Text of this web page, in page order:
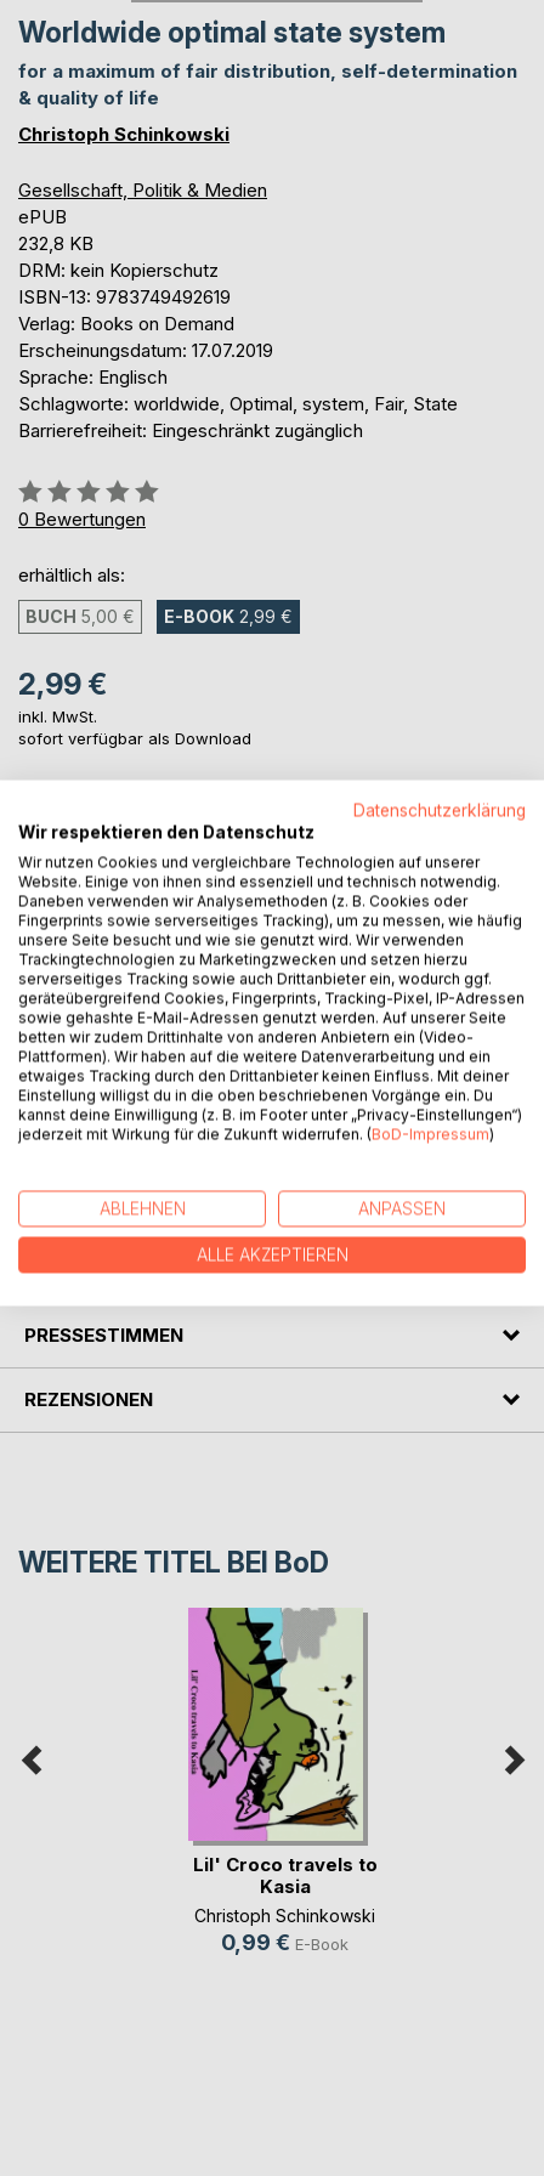
Worldwide optimal state system
for a maximum of fair distribution, self-determination
& quality of life
Christoph Schinkowski
Gesellschaft, Politik & Medien
ePUB
232,8 KB
DRM: kein Kopierschutz
ISBN-13: 9783749492619
Verlag: Books on Demand
Erscheinungsdatum: 17.07.2019
Sprache: Englisch
Schlagworte: worldwide, Optimal, system, Fair, State
Barrierefreiheit: Eingeschränkt zugänglich
Bewertung::
0%
0 Bewertungen
erhältlich als:
BUCH 5,00 € E-BOOK 2,99 €
2,99 €
inkl. MwSt.
sofort verfügbar als Download
IN DEN WARENKORB
Auf die Merkliste
Titel bewerten
BESCHREIBUNG
simple way.
AUTOR/IN
PRESSESTIMMEN
REZENSIONEN
WEITERE TITEL BEI BoD
Lil' Croco travels to
Kasia
Christoph Schinkowski
0,99 € E-Book
Datenschutzerklärung
Wir respektieren den Datenschutz
Wir nutzen Cookies und vergleichbare Technologien auf unserer
Website. Einige von ihnen sind essenziell und technisch notwendig.
Daneben verwenden wir Analysemethoden (z. B. Cookies oder
Fingerprints sowie serverseitiges Tracking), um zu messen, wie häufig
unsere Seite besucht und wie sie genutzt wird. Wir verwenden
Trackingtechnologien zu Marketingzwecken und setzen hierzu
serverseitiges Tracking sowie auch Drittanbieter ein, wodurch ggf.
geräteübergreifend Cookies, Fingerprints, Tracking-Pixel, IP-Adressen
sowie gehashte E-Mail-Adressen genutzt werden. Auf unserer Seite
betten wir zudem Drittinhalte von anderen Anbietern ein (Video-
Plattformen). Wir haben auf die weitere Datenverarbeitung und ein
etwaiges Tracking durch den Drittanbieter keinen Einfluss. Mit deiner
Einstellung willigst du in die oben beschriebenen Vorgänge ein. Du
kannst deine Einwilligung (z. B. im Footer unter „Privacy-Einstellungen“)
jederzeit mit Wirkung für die Zukunft widerrufen. (BoD-Impressum)
ABLEHNEN ANPASSEN
ALLE AKZEPTIEREN